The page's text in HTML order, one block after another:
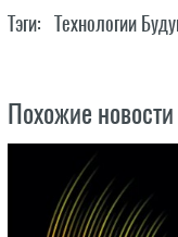
Тэги: Технологии
Похожие новости